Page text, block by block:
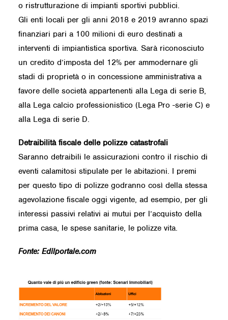
o ristrutturazione di impianti sportivi pubblici.
Gli enti locali per gli anni 2018 e 2019 avranno spazi
finanziari pari a 100 milioni di euro destinati a
interventi di impiantistica sportiva. Sarà riconosciuto
un credito d’imposta del 12% per ammodernare gli
stadi di proprietà o in concessione amministrativa a
favore delle società appartenenti alla Lega di serie B,
alla Lega calcio professionistico (Lega Pro -serie C) e
alla Lega di serie D.
Detraibilità fiscale delle polizze catastrofali
Saranno detraibili le assicurazioni contro il rischio di
eventi calamitosi stipulate per le abitazioni. I premi
per questo tipo di polizze godranno così della stessa
agevolazione fiscale oggi vigente, ad esempio, per gli
interessi passivi relativi ai mutui per l’acquisto della
prima casa, le spese sanitarie, le polizze vita.
Fonte: Edilportale.com